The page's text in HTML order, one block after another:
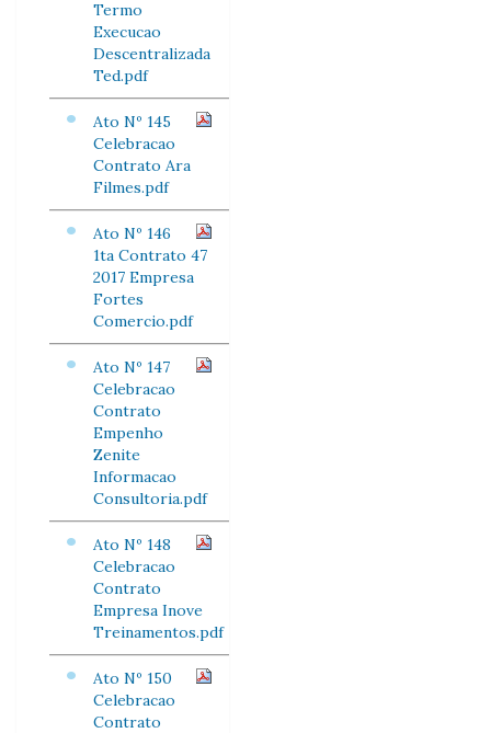
Termo
Execucao
Descentralizada
Ted.pdf
Ato Nº 145
Celebracao
Contrato Ara
Filmes.pdf
Ato Nº 146
1ta Contrato 47
2017 Empresa
Fortes
Comercio.pdf
Ato Nº 147
Celebracao
Contrato
Empenho
Zenite
Informacao
Consultoria.pdf
Ato Nº 148
Celebracao
Contrato
Empresa Inove
Treinamentos.pdf
Ato Nº 150
Celebracao
Contrato